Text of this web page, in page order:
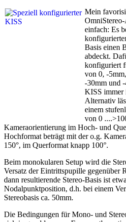
Mein
einfach: Es
Basis einen
abdeckt.
konfiguriert
von 0, -
-30mm und
KISS immer
Alternativ
einem
von 0
Kameraorientierung im Hoch- und
Hochformat beträgt mit der o.g.
150°, im Querformat knapp 100°.
Beim monokularen Setup wird die
Versatz der Eintrittspupille gegenüber
dann resultierende Stereo-Basis ist
Nodalpunktposition, d.h. bei einem
Stereobasis ca. 50mm.
Die Bedingungen für Mono- und